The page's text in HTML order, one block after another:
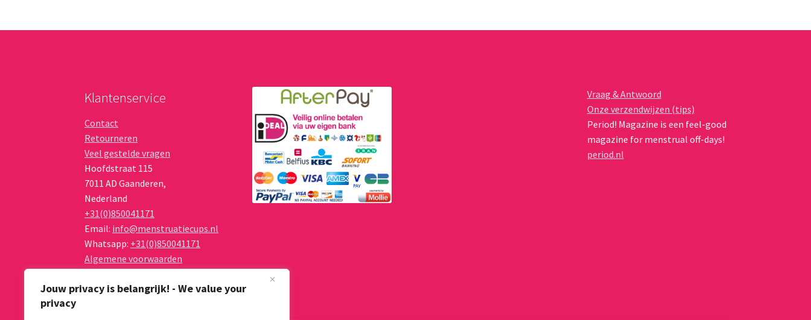
Jouw privacy is belangrijk! - We value your
privacy
Klantenservice
Contact
Retourneren
Veel gestelde vragen
Hoofdstraat 115
7011 AD Gaanderen,
Nederland
+31(0)850041171
Email: info@menstruatiecups.nl
Whatsapp: +31(0)850041171
Algemene voorwaarden
Vraag & Antwoord
Onze verzendwijzen (tips)
Period! Magazine is een feel-good
magazine for menstrual off-days!
period.nl